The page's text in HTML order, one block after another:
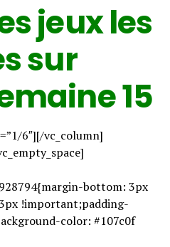
jeux les
sur
15
6″][/vc_column]
bottom: 3px
!important;padding-
color: #107c0f